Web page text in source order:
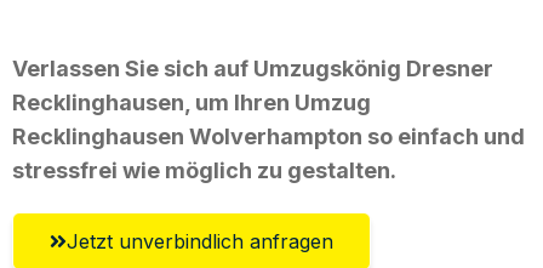
Verlassen Sie sich auf Umzugskönig Dresner
Recklinghausen, um Ihren Umzug
Recklinghausen Wolverhampton so einfach und
stressfrei wie möglich zu gestalten.
Jetzt unverbindlich anfragen